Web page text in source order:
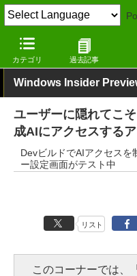
カテゴリ 過去記事
窓の杜 システム・ファイル
Windows Insider
ユーザーに隠れてこ
成AIにアクセスする
DevビルドでAIアクセスを
ー設定画面がテスト中
リスト
このコーナーでは、